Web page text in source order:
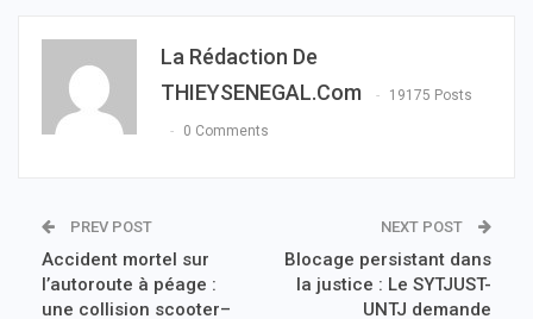
La Rédaction De
THIEYSENEGAL.com
19175 Posts
0 Comments
PREV POST
Accident mortel sur
l’autoroute à péage :
une collision scooter–
NEXT POST
Blocage persistant dans
la justice : Le SYTJUST-
UNTJ demande